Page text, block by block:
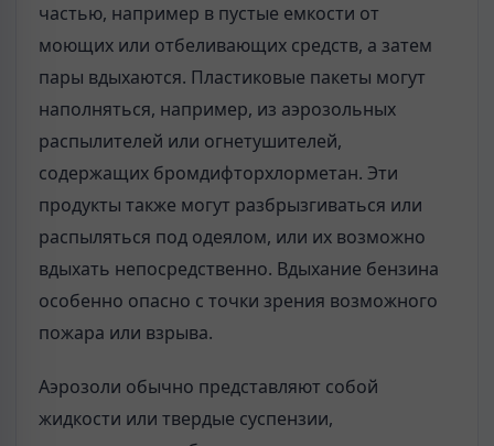
частью, например в пустые емкости от
моющих или отбеливающих средств, а затем
пары вдыхаются. Пластиковые пакеты могут
наполняться, например, из аэрозольных
распылителей или огнетуши­телей,
содержащих бромдифторхлорметан. Эти
продукты также могут раз­брызгиваться или
распыляться под одеялом, или их возможно
вдыхать непос­редственно. Вдыхание бензина
особенно опасно с точки зрения возможного
пожара или взрыва.
Аэрозоли обычно представляют собой
жидкости или твердые суспензии,